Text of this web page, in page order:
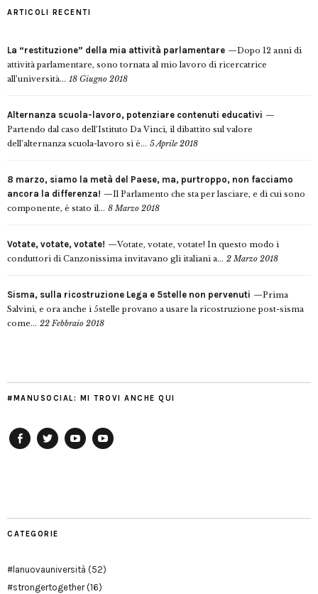
ARTICOLI RECENTI
La “restituzione” della mia attività parlamentare
Dopo 12 anni di
attività parlamentare, sono tornata al mio lavoro di ricercatrice
all’università... 18 Giugno 2018
Alternanza scuola-lavoro, potenziare contenuti educativi
Partendo dal caso dell’Istituto Da Vinci, il dibattito sul valore
dell’alternanza scuola-lavoro si è... 5 Aprile 2018
8 marzo, siamo la metà del Paese, ma, purtroppo, non facciamo
ancora la differenza!
Il Parlamento che sta per lasciare, e di cui sono
componente, è stato il... 8 Marzo 2018
Votate, votate, votate!
Votate, votate, votate! In questo modo i
conduttori di Canzonissima invitavano gli italiani a... 2 Marzo 2018
Sisma, sulla ricostruzione Lega e 5stelle non pervenuti
Prima
Salvini, e ora anche i 5stelle provano a usare la ricostruzione post-sisma
come... 22 Febbraio 2018
#MANUSOCIAL: MI TROVI ANCHE QUI
CATEGORIE
#lanuovauniversità (52)
#strongertogether(16)